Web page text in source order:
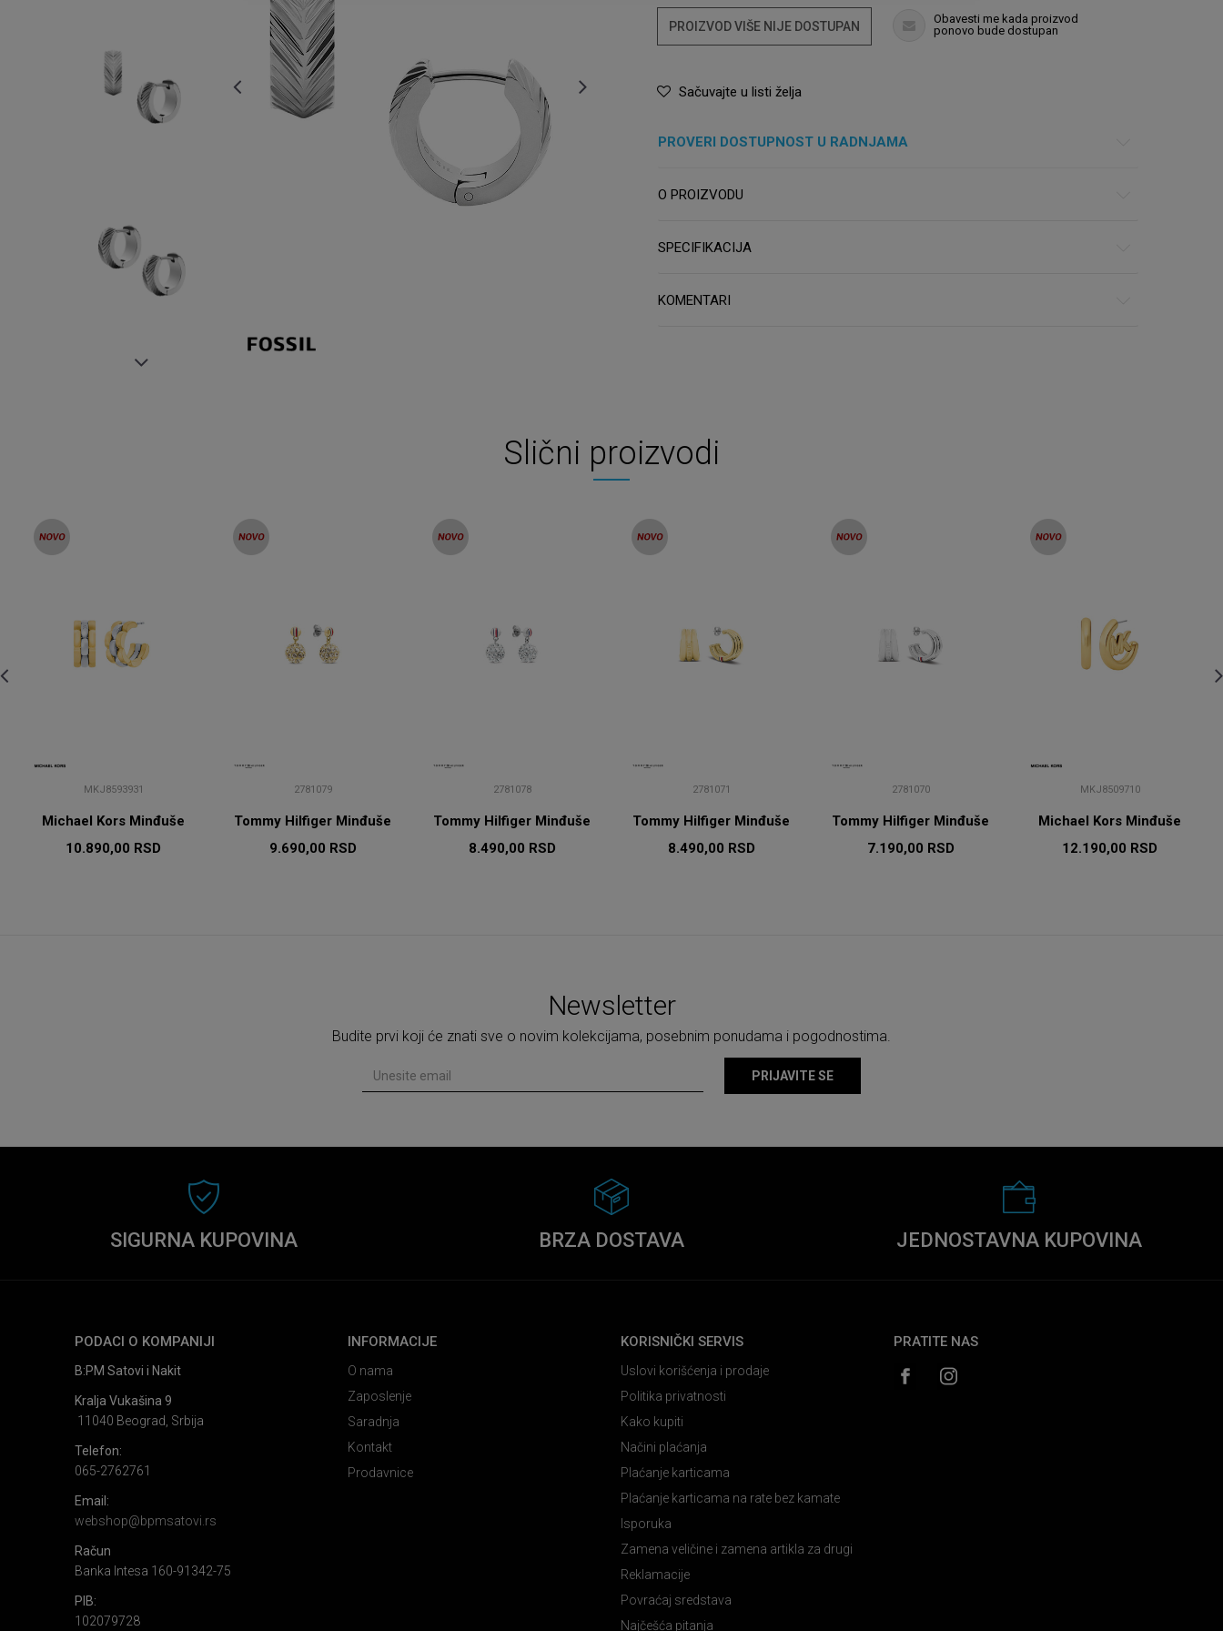
PROIZVOD VIŠE NIJE DOSTUPAN
Obavesti me kada proizvod
ponovo bude dostupan
Sačuvajte u listi želja
PROVERI DOSTUPNOST U RADNJAMA
O PROIZVODU
SPECIFIKACIJA
KOMENTARI
Slični proizvodi
MKJ8593931
Michael Kors Minđuše
10.890,00 RSD
2781079
Tommy Hilfiger Minđuše
9.690,00 RSD
2781078
Tommy Hilfiger Minđuše
8.490,00 RSD
2781071
Tommy Hilfiger Minđuše
8.490,00 RSD
2781070
Tommy Hilfiger Minđuše
7.190,00 RSD
MKJ8509710
Michael Kors Minđuše
12.190,00 RSD
Newsletter
Budite prvi koji će znati sve o novim kolekcijama, posebnim ponudama i pogodnostima.
PRIJAVITE SE
SIGURNA KUPOVINA BRZA DOSTAVA JEDNOSTAVNA KUPOVINA
PODACI O KOMPANIJI
B:PM Satovi i Nakit
Kralja Vukašina 9
11040 Beograd, Srbija
Telefon:
065-2762761
Email:
webshop@bpmsatovi.rs
Račun
Banka Intesa 160-91342-75
PIB:
102079728
INFORMACIJE
O nama
Zaposlenje
Saradnja
Kontakt
Prodavnice
KORISNIČKI SERVIS
Uslovi korišćenja i prodaje
Politika privatnosti
Kako kupiti
Načini plaćanja
Plaćanje karticama
Plaćanje karticama na rate bez kamate
Isporuka
Zamena veličine i zamena artikla za drugi
Reklamacije
Povraćaj sredstava
Najčešća pitanja
PRATITE NAS